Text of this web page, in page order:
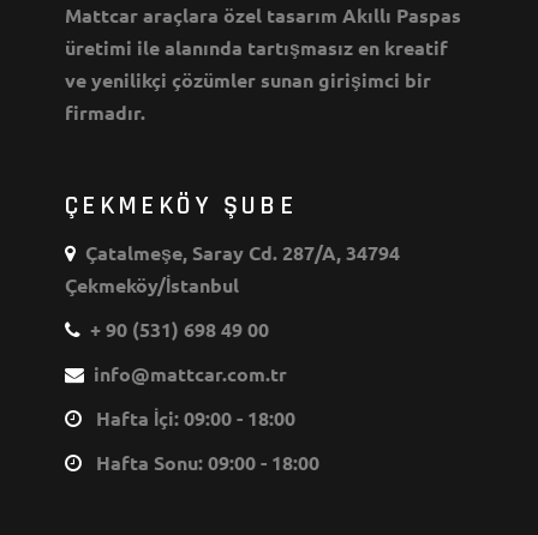
Mattcar araçlara özel tasarım Akıllı Paspas
üretimi ile alanında tartışmasız en kreatif
ve yenilikçi çözümler sunan girişimci bir
firmadır.
ÇEKMEKÖY ŞUBE
Çatalmeşe, Saray Cd. 287/A, 34794
Çekmeköy/İstanbul
+ 90 (531) 698 49 00
info@mattcar.com.tr
Hafta İçi: 09:00 - 18:00
Hafta Sonu: 09:00 - 18:00